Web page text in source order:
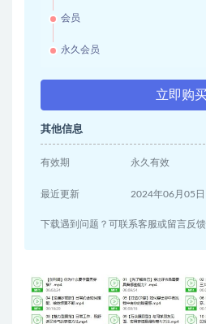
会员
永久会员
立即购
其他信息
有效期 永久有效
最近更新 2024年06月05日
下载遇到问题？可联系客服或留言反馈